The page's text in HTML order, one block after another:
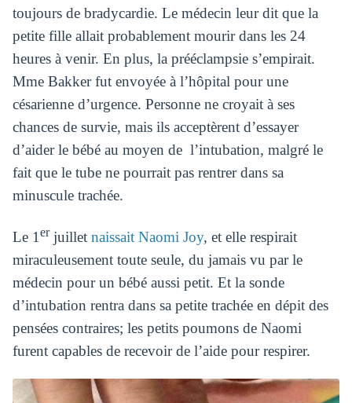
toujours de bradycardie. Le médecin leur dit que la
petite fille allait probablement mourir dans les 24
heures à venir. En plus, la prééclampsie s’empirait.
Mme Bakker fut envoyée à l’hôpital pour une
césarienne d’urgence. Personne ne croyait à ses
chances de survie, mais ils acceptèrent d’essayer
d’aider le bébé au moyen de l’intubation, malgré le
fait que le tube ne pourrait pas rentrer dans sa
minuscule trachée.
Le 1erjuillet naissait Naomi Joy, et elle respirait
miraculeusement toute seule, du jamais vu par le
médecin pour un bébé aussi petit. Et la sonde
d’intubation rentra dans sa petite trachée en dépit des
pensées contraires; les petits poumons de Naomi
furent capables de recevoir de l’aide pour respirer.